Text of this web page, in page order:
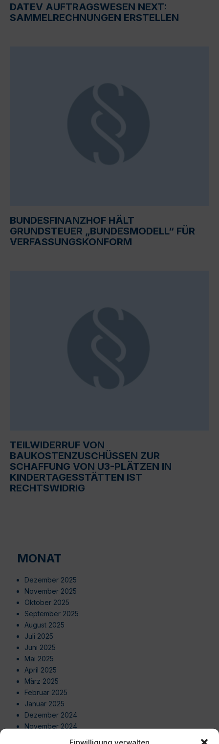
DATEV AUFTRAGSWESEN NEXT:
SAMMELRECHNUNGEN ERSTELLEN
BUNDESFINANZHOF HÄLT
GRUNDSTEUER „BUNDESMODELL“ FÜR
VERFASSUNGSKONFORM
TEILWIDERRUF VON
BAUKOSTENZUSCHÜSSEN ZUR
SCHAFFUNG VON U3-PLÄTZEN IN
KINDERTAGESSTÄTTEN IST
RECHTSWIDRIG
MONAT
Dezember 2025
November 2025
Oktober 2025
September 2025
August 2025
Juli 2025
Juni 2025
Mai 2025
April 2025
März 2025
Februar 2025
Januar 2025
Dezember 2024
November 2024